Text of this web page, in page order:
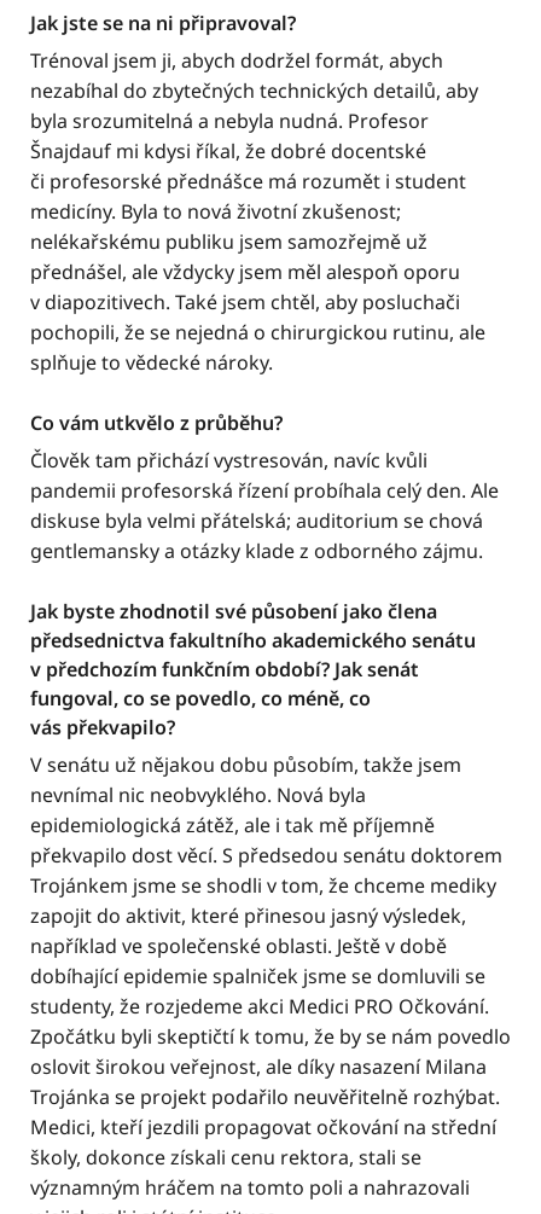
Jak jste se na ni připravoval?
Trénoval jsem ji, abych dodržel formát, abych
nezabíhal do zbytečných technických detailů, aby
byla srozumitelná a nebyla nudná. Profesor
Šnajdauf mi kdysi říkal, že dobré docentské
či profesorské přednášce má rozumět i student
medicíny. Byla to nová životní zkušenost;
nelékařskému publiku jsem samozřejmě už
přednášel, ale vždycky jsem měl alespoň oporu
v diapozitivech. Také jsem chtěl, aby posluchači
pochopili, že se nejedná o chirurgickou rutinu, ale
splňuje to vědecké nároky.
Co vám utkvělo z průběhu?
Člověk tam přichází vystresován, navíc kvůli
pandemii profesorská řízení probíhala celý den. Ale
diskuse byla velmi přátelská; auditorium se chová
gentlemansky a otázky klade z odborného zájmu.
Jak byste zhodnotil své působení jako člena
předsednictva fakultního akademického senátu
v předchozím funkčním období? Jak senát
fungoval, co se povedlo, co méně, co
vás překvapilo?
V senátu už nějakou dobu působím, takže jsem
nevnímal nic neobvyklého. Nová byla
epidemiologická zátěž, ale i tak mě příjemně
překvapilo dost věcí. S předsedou senátu doktorem
Trojánkem jsme se shodli v tom, že chceme mediky
zapojit do aktivit, které přinesou jasný výsledek,
například ve společenské oblasti. Ještě v době
dobíhající epidemie spalniček jsme se domluvili se
studenty, že rozjedeme akci Medici PRO Očkování.
Zpočátku byli skeptičtí k tomu, že by se nám povedlo
oslovit širokou veřejnost, ale díky nasazení Milana
Trojánka se projekt podařilo neuvěřitelně rozhýbat.
Medici, kteří jezdili propagovat očkování na střední
školy, dokonce získali cenu rektora, stali se
významným hráčem na tomto poli a nahrazovali